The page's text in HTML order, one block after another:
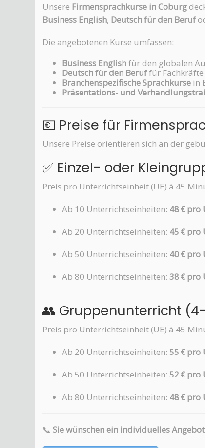
Unsere Firmensprachkurse in Coburg
Business English, Deutsch für den Beruf
Die angebotenen Kurse umfassen:
Business Englishfür den globalen
Deutsch für den Beruffür
Branchenspezifische Sprachkursein
Präsentations- und
💶 Preise für
Unsere Preise orientieren sich an der
✅ Einzel- oder
Preis pro Unterrichtseinheit (UE) à 45
Ab 10 Unterrichtseinheiten: 48 € pro
Ab 20 Unterrichtseinheiten: 45 € pro
Ab 50 Unterrichtseinheiten: 40 € pro
Ab 80 Unterrichtseinheiten: 38 € pro
👥 Gruppenunterricht
Preis pro Unterrichtseinheit (UE) à 45
Ab 20 Unterrichtseinheiten: 55 € pro
Ab 50 Unterrichtseinheiten: 52 € pro
Ab 80 Unterrichtseinheiten: 48 € pro
📞 Sie wünschen ein individuelles